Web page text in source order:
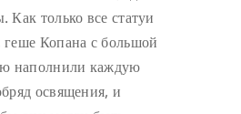
Как только все статуи
Копана с большой
наполнили каждую
освящения, и